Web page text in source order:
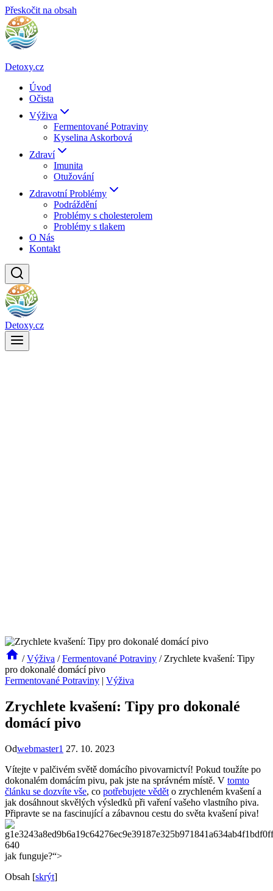
Přeskočit na obsah
Detoxy.cz
Úvod
Očista
Výživa
Fermentované Potraviny
Kyselina Askorbová
Zdraví
Imunita
Otužování
Zdravotní Problémy
Podráždění
Problémy s cholesterolem
Problémy s tlakem
O Nás
Kontakt
Detoxy.cz
/ Výživa / Fermentované Potraviny / Zrychlete kvašení: Tipy
pro dokonalé domácí pivo
Fermentované Potraviny | Výživa
Zrychlete kvašení: Tipy pro dokonalé
domácí pivo
Odwebmaster1 27. 10. 2023
Vítejte v palčivém světě domácího pivovarnictví! Pokud toužíte po
dokonalém domácím pivu, pak jste na správném místě. V tomto
článku se dozvíte vše, co potřebujete vědět o zrychleném kvašení a
jak dosáhnout skvělých výsledků při vaření vašeho vlastního piva.
Připravte se na fascinující a zábavnou cestu do světa kvašení piva!
jak funguje?“>
Obsah [skrýt]